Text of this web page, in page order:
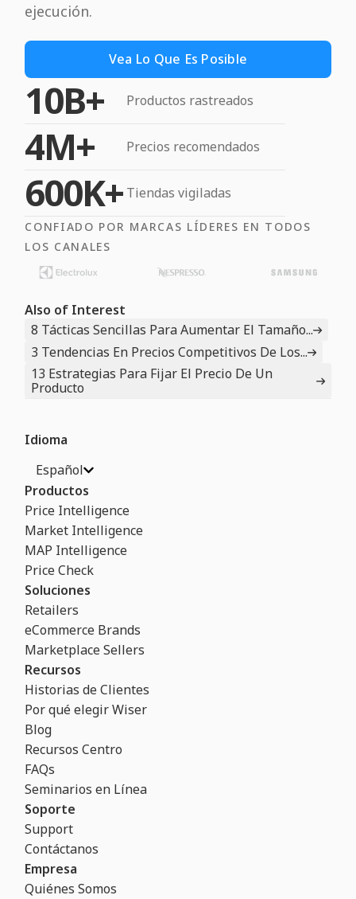
ejecución.
Vea Lo Que Es Posible
10B+ Productos rastreados
4M+ Precios recomendados
600K+ Tiendas vigiladas
CONFIADO POR MARCAS LÍDERES EN TODOS
LOS CANALES
Also of Interest
8 Tácticas Sencillas Para Aumentar El Tamaño...
3 Tendencias En Precios Competitivos De Los...
13 Estrategias Para Fijar El Precio De Un
Producto
Idioma
Español
Productos
Price Intelligence
Market Intelligence
MAP Intelligence
Price Check
Soluciones
Retailers
eCommerce Brands
Marketplace Sellers
Recursos
Historias de Clientes
Por qué elegir Wiser
Blog
Recursos Centro
FAQs
Seminarios en Línea
Soporte
Support
Contáctanos
Empresa
Quiénes Somos